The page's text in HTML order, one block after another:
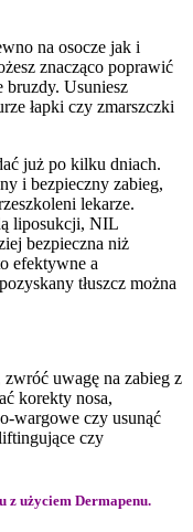
na osocze jak i
znacząco poprawić
bruzdy. Usuniesz
łapki czy zmarszczki
już po kilku dniach.
i bezpieczny zabieg,
lekarze.
liposukcji, NIL
bezpieczna niż
efektywne a
tłuszcz można
uwagę na zabieg z
korekty nosa,
wargowe czy usunąć
czy
z użyciem Dermapenu.